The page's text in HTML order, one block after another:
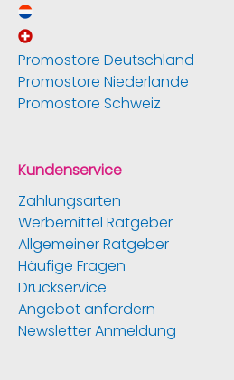
Promostore Deutschland
Promostore Niederlande
Promostore Schweiz
Kundenservice
Zahlungsarten
Werbemittel Ratgeber
Allgemeiner Ratgeber
Häufige Fragen
Druckservice
Angebot anfordern
Newsletter Anmeldung